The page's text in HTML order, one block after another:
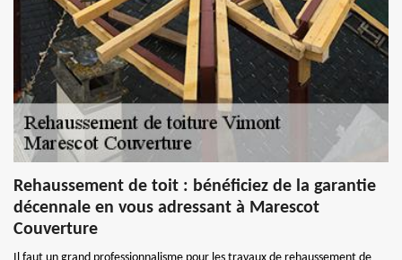
Rehaussement de toit : bénéficiez de la garantie
décennale en vous adressant à Marescot
Couverture